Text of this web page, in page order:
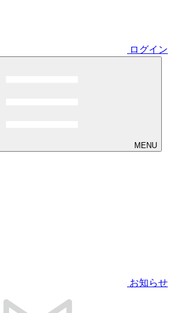
ログイン
MENU
お知らせ